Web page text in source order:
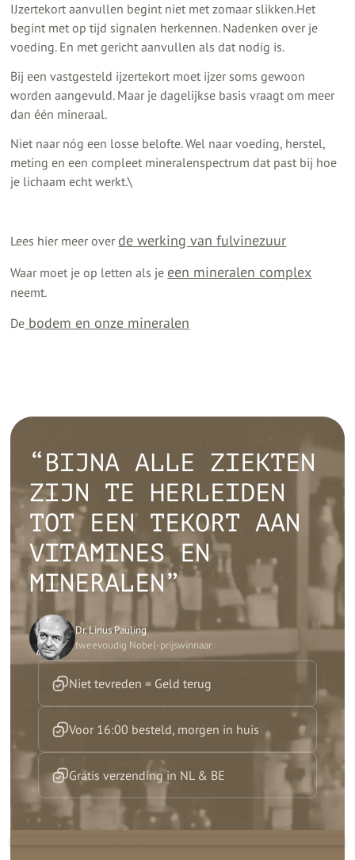
IJzertekort aanvullen begint niet met zomaar slikken.Het
begint met op tijd signalen herkennen. Nadenken over je
voeding. En met gericht aanvullen als dat nodig is.
Bij een vastgesteld ijzertekort moet ijzer soms gewoon
worden aangevuld. Maar je dagelijkse basis vraagt om meer
dan één mineraal.
Niet naar nóg een losse belofte. Wel naar voeding, herstel,
meting en een compleet mineralenspectrum dat past bij hoe
je lichaam echt werkt.\
Lees hier meer over de werking van fulvinezuur
Waar moet je op letten als je een mineralen complex
neemt.
De bodem en onze mineralen
“BIJNA ALLE ZIEKTEN
ZIJN TE HERLEIDEN
TOT EEN TEKORT AAN
VITAMINES EN
MINERALEN”
Dr. Linus Pauling
tweevoudig Nobel-prijswinnaar
Niet tevreden = Geld terug
Voor 16:00 besteld, morgen in huis
Gratis verzending in NL & BE